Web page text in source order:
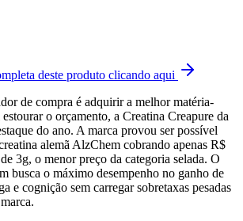
deste produto clicando aqui
de compra é adquirir a melhor matéria-
o orçamento, a Creatina Creapure da
do ano. A marca provou ser possível
alemã AlzChem cobrando apenas R$
3g, o menor preço da categoria selada. O
busca o máximo desempenho no ganho de
e cognição sem carregar sobretaxas pesadas